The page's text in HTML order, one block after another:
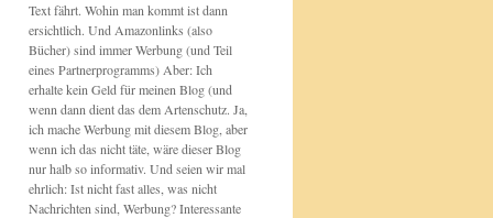
Text fährt. Wohin man kommt ist dann
ersichtlich. Und Amazonlinks (also
Bücher) sind immer Werbung (und Teil
eines Partnerprogramms) Aber: Ich
erhalte kein Geld für meinen Blog (und
wenn dann dient das dem Artenschutz. Ja,
ich mache Werbung mit diesem Blog, aber
wenn ich das nicht täte, wäre dieser Blog
nur halb so informativ. Und seien wir mal
ehrlich: Ist nicht fast alles, was nicht
Nachrichten sind, Werbung? Interessante